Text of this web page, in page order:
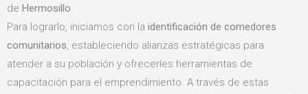
de Hermosillo.
Para lograrlo, iniciamos con la identificación de comedores
comunitarios, estableciendo alianzas estratégicas para
atender a su población y ofrecerles herramientas de
capacitación para el emprendimiento. A través de estas